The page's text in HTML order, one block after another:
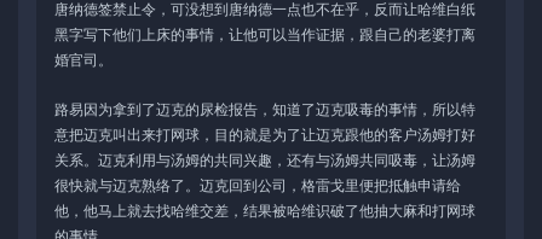
唐纳德签禁止令，可没想到唐纳德一点也不在乎，反而让哈维白纸
黑字写下他们上床的事情，让他可以当作证据，跟自己的老婆打离
婚官司。
路易因为拿到了迈克的尿检报告，知道了迈克吸毒的事情，所以特
意把迈克叫出来打网球，目的就是为了让迈克跟他的客户汤姆打好
关系。迈克利用与汤姆的共同兴趣，还有与汤姆共同吸毒，让汤姆
很快就与迈克熟络了。迈克回到公司，格雷戈里便把抵触申请给
他，他马上就去找哈维交差，结果被哈维识破了他抽大麻和打网球